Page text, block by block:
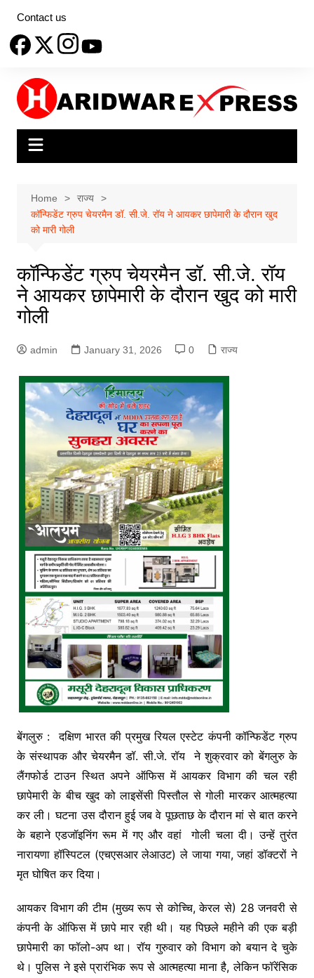
content
Contact us
Home
राज्य
कॉन्फिडेंट ग्रुप चेयरमैन डॉ. सी.जे. रॉय ने आयकर छापेमारी के दौरान खुद
को मारी गोली
कॉन्फिडेंट ग्रुप चेयरमैन डॉ. सी.जे. रॉय
ने आयकर छापेमारी के दौरान खुद को मारी
गोली
admin January 31, 2026 0 राज्य
बेंगलुरु : दक्षिण भारत की प्रमुख रियल एस्टेट कंपनी कॉन्फिडेंट ग्रुप
के संस्थापक और चेयरमैन डॉ. सी.जे. रॉय ने शुक्रवार को बेंगलुरु के
लैंगफोर्ड टाउन स्थित अपने ऑफिस में आयकर विभाग की चल रही
छापेमारी के बीच खुद को लाइसेंसी पिस्तौल से गोली मारकर आत्महत्या
कर ली। घटना उस दौरान हुई जब वे पूछताछ के दौरान मां से बात करने
के बहाने एडजॉइनिंग रूम में गए और वहां गोली चला दी। उन्हें तुरंत
नारायणा हॉस्पिटल (एचएसआर लेआउट) ले जाया गया, जहां डॉक्टरों ने
मृत घोषित कर दिया।
आयकर विभाग की टीम (मुख्य रूप से कोच्चि, केरल से) 28 जनवरी से
कंपनी के ऑफिस में छापे मार रही थी। यह पिछले महीने की एक बड़ी
छापेमारी का फॉलो-अप था। रॉय गुरुवार को विभाग को बयान दे चुके
थे। पुलिस ने इसे प्रारंभिक रूप से आत्महत्या माना है, लेकिन फॉरेंसिक